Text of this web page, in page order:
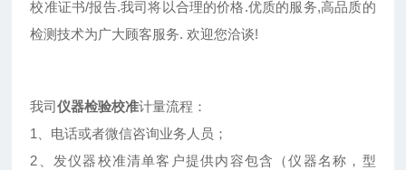
校准证书/报告.我司将以合理的价格.优质的服务,高品质的
检测技术为广大顾客服务. 欢迎您洽谈!
我司仪器检验校准计量流程：
1、电话或者微信咨询业务人员；
2、发仪器校准清单客户提供内容包含（仪器名称，型